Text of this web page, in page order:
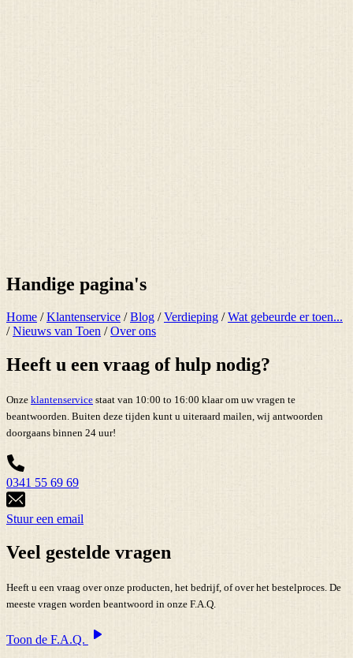
Handige pagina's
Home /Klantenservice /Blog /Verdieping /Wat gebeurde er toen...
/Nieuws van Toen /Over ons
Heeft u een vraag of hulp nodig?
Onze klantenservice staat van 10:00 to 16:00 klaar om uw vragen te
beantwoorden. Buiten deze tijden kunt u uiteraard mailen, wij antwoorden
doorgaans binnen 24 uur!
0341 55 69 69
Stuur een email
Veel gestelde vragen
Heeft u een vraag over onze producten, het bedrijf, of over het bestelproces. De
meeste vragen worden beantwoord in onze F.A.Q.
Toon de F.A.Q.